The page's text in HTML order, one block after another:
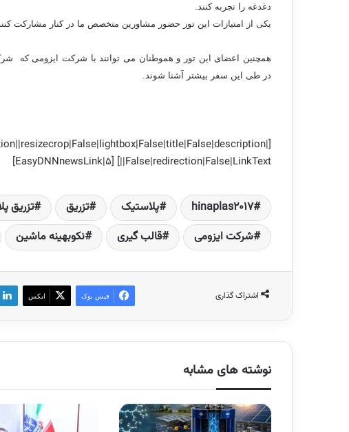
دغدغه را تجربه کنند.
یکی از امتیازات این تور حضور مشاورین متخصص ما در کنار مشارکت
همچنین اعضای این تور و هموطنان می توانند با شرکت ایزومی که
در طی این سفر بیشتر آشنا شوند.
False|redirection|False|LinkText||] [EasyDNNnewsLink|5]
hinaplas2017 پلاستیک تزریق تزریق
شرکت ایزومی
قالب گیری نکوبهینه ماشین
اشتراک گذاری فیس بوک ایکس
نوشته های مشابه